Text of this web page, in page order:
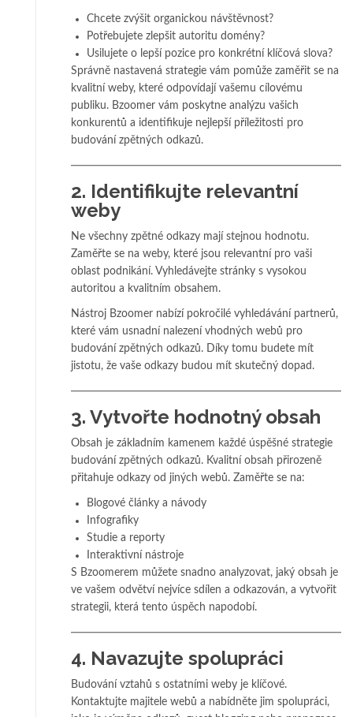
Chcete zvýšit organickou návštěvnost?
Potřebujete zlepšit autoritu domény?
Usilujete o lepší pozice pro konkrétní klíčová slova?
Správně nastavená strategie vám pomůže zaměřit se na
kvalitní weby, které odpovídají vašemu cílovému
publiku. Bzoomer vám poskytne analýzu vašich
konkurentů a identifikuje nejlepší příležitosti pro
budování zpětných odkazů.
2. Identifikujte relevantní
weby
Ne všechny zpětné odkazy mají stejnou hodnotu.
Zaměřte se na weby, které jsou relevantní pro vaši
oblast podnikání. Vyhledávejte stránky s vysokou
autoritou a kvalitním obsahem.
Nástroj Bzoomer nabízí pokročilé vyhledávání partnerů,
které vám usnadní nalezení vhodných webů pro
budování zpětných odkazů. Díky tomu budete mít
jistotu, že vaše odkazy budou mít skutečný dopad.
3. Vytvořte hodnotný obsah
Obsah je základním kamenem každé úspěšné strategie
budování zpětných odkazů. Kvalitní obsah přirozeně
přitahuje odkazy od jiných webů. Zaměřte se na:
Blogové články a návody
Infografiky
Studie a reporty
Interaktivní nástroje
S Bzoomerem můžete snadno analyzovat, jaký obsah je
ve vašem odvětví nejvíce sdílen a odkazován, a vytvořit
strategii, která tento úspěch napodobí.
4. Navazujte spolupráci
Budování vztahů s ostatními weby je klíčové.
Kontaktujte majitele webů a nabídněte jim spolupráci,